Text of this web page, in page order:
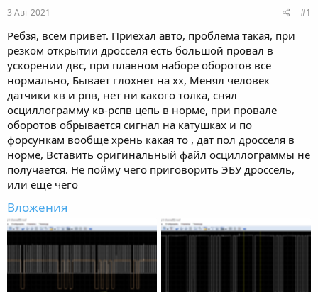
е
м
ы
л
3 Авг 2021 #1
Ребзя, всем привет. Приехал авто, проблема такая, при
резком открытии дросселя есть большой провал в
ускорении двс, при плавном наборе оборотов все
нормально, Бывает глохнет на хх, Менял человек
датчики кв и рпв, нет ни какого толка, снял
осциллограмму кв-рспв цепь в норме, при провале
оборотов обрывается сигнал на катушках и по
форсункам вообще хрень какая то , дат пол дросселя в
норме, Вставить оригинальный файл осциллограммы не
получается. Не пойму чего приговорить ЭБУ дроссель,
или ещё чего
Вложения